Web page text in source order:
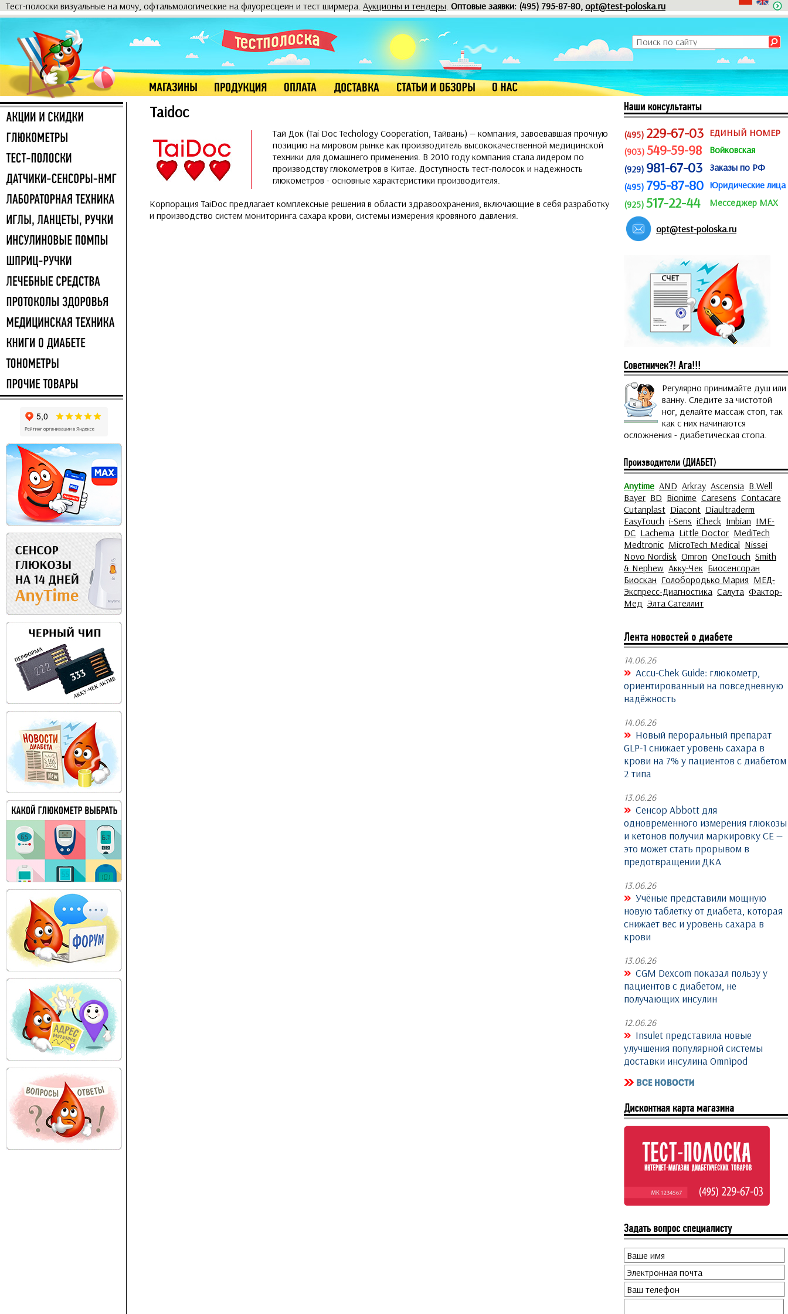
Тест-полоски визуальные на мочу, офтальмологические на флуоресцеин и тест ширмера. Аукционы и тендеры. Оптовые заявки: (495) 795-87-80, opt@test-poloska.ru
Taidoc
Тай Док (Tai Doc Techology Cooperation, Тайвань) — компания, завоевавшая прочную
позицию на мировом рынке как производитель высококачественной медицинской
техники для домашнего применения. В 2010 году компания стала лидером по
производству глюкометров в Китае. Доступность тест-полосок и надежность
глюкометров - основные характеристики производителя.
Корпорация TaiDoc предлагает комплексные решения в области здравоохранения, включающие в себя разработку
и производство систем мониторинга сахара крови, системы измерения кровяного давления.
(495) 229-67-03 ЕДИНЫЙ НОМЕР
(903) 549-59-98
Войковская
(929) 981-67-03 Заказы по РФ
(495) 795-87-80 Юридические лица
(925) 517-22-44 Месседжер MAX
opt@test-poloska.ru
Регулярно принимайте душ или
ванну. Следите за чистотой
ног, делайте массаж стоп, так
как с них начинаются
осложнения - диабетическая стопа.
Anytime AND Arkray Ascensia B.Well
Bayer BD Bionime Caresens Contacare
Cutanplast Diacont Diaultraderm
EasyTouch i-Sens iCheck Imbian IME-
DC Lachema Little Doctor MediTech
Medtronic MicroTech Medical Nissei
Novo Nordisk Omron OneTouch Smith
& Nephew Акку-Чек Биосенсоран
Биоскан Голобородько Мария МЕД-
Экспресс-Диагностика Салута Фактор-
Мед Элта Сателлит
14.06.26
Accu-Chek Guide: глюкометр,
ориентированный на повседневную
надёжность
14.06.26
Новый пероральный препарат
GLP-1 снижает уровень сахара в
крови на 7% у пациентов с диабетом
2 типа
13.06.26
Сенсор Abbott для
одновременного измерения глюкозы
и кетонов получил маркировку CE —
это может стать прорывом в
предотвращении ДКА
13.06.26
Учёные представили мощную
новую таблетку от диабета, которая
снижает вес и уровень сахара в
крови
13.06.26
CGM Dexcom показал пользу у
пациентов с диабетом, не
получающих инсулин
12.06.26
Insulet представила новые
улучшения популярной системы
доставки инсулина Omnipod